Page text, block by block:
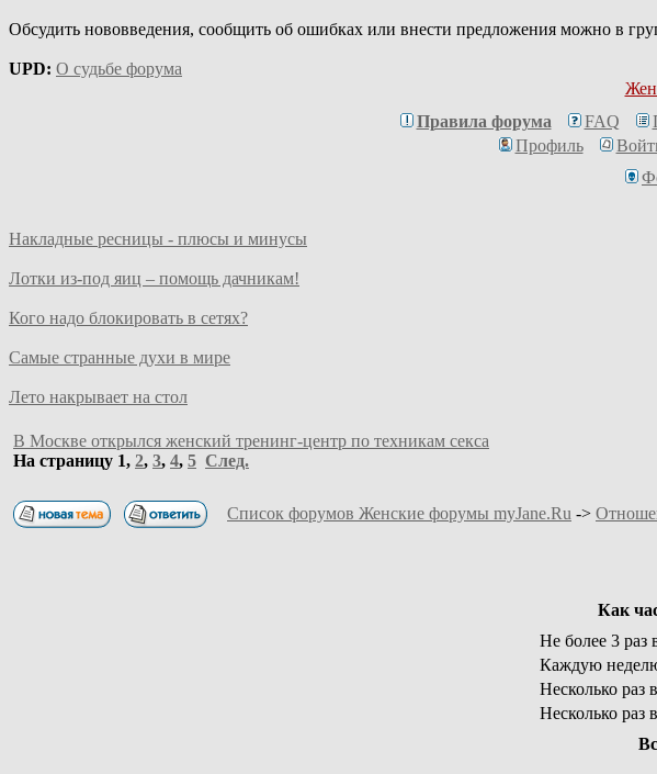
Обсудить нововведения, сообщить об ошибках или внести предложения можно в
UPD: О судьбе форума
Правила форума
FAQ
Профиль
Накладные ресницы - плюсы и минусы
Лотки из-под яиц – помощь дачникам!
Кого надо блокировать в сетях?
Самые странные духи в мире
Лето накрывает на стол
В Москве открылся женский тренинг-центр по техникам секса
На страницу 1, 2, 3, 4, 5 След.
Список форумов Женские форумы myJane.Ru ->
Как
Не более 3 раз
Каждую
Несколько раз
Несколько раз